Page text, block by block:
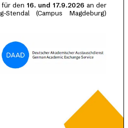
für den 16. und 17.9.2026 an der
Stendal (Campus Magdeburg)